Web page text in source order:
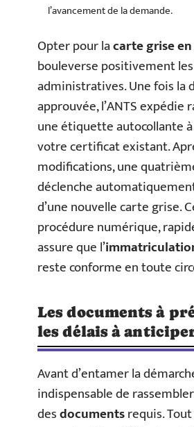
l’avancement de la demande.
Opter pour lacarte grise
bouleverse positivement
administratives. Une fois la
approuvée, l’ANTS expédie
une étiquette autocollante
votre certificat existant.
modifications, une
déclenche
d’une nouvelle carte grise.
procédure numérique,
assure que l’
reste conforme en toute
Les documents à
les délais à
Avant d’entamer la
indispensable de
desdocumentsrequis.